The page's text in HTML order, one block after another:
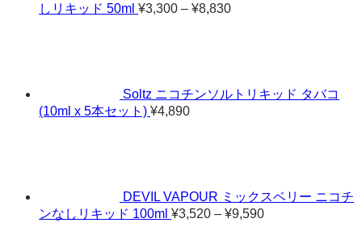
しリキッド 50ml ¥3,300 – ¥8,830価
¥8,830
Soltz ニコチンソルトリキッド タバコ
(10ml x 5本セット) ¥4,890
DEVIL VAPOUR ミックスベリー ニコチ
ンなしリキッド 100ml ¥3,520 – ¥9,590価